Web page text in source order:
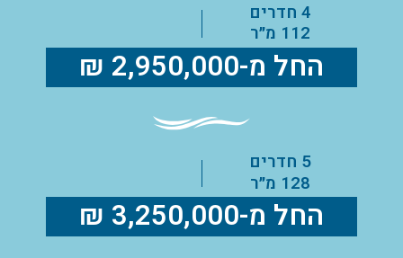
4 חדרים
112 מ״ר
החל מ-2,950,000 ₪
5 חדרים
128 מ״ר
החל מ-3,250,000 ₪